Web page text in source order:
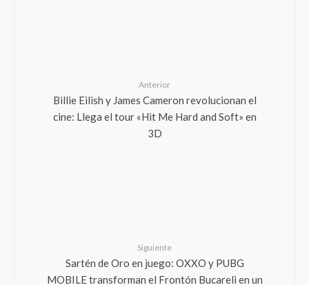
Anterior
Billie Eilish y James Cameron revolucionan el
cine: Llega el tour «Hit Me Hard and Soft» en
3D
Siguiente
Sartén de Oro en juego: OXXO y PUBG
MOBILE transforman el Frontón Bucareli en un